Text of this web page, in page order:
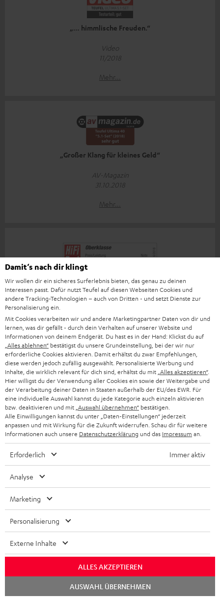
„… himmlische Freuden.“
Video
11/2018
Mehr...
„Großer Klang für kleines Geld“
AV-Magazin
31.10.2018
Mehr...
„… ein echtes Highlight …“
HiFi Test
Mehr...
„… wahrhaftig eine lebende Legende!“
Heimkino
11-12/2018
Lieferumfang
Ultima 40 Surround "5.1-Set" (B-Ware)
1 × Center-Lautsprecher UL 40 C Mk3 18 (B-Ware) – Schwarz
1 × T 10 Subwoofer (B-Ware) – Schwarz
1 × Paar Regal-Lautsprecher UL 20 Mk3 18 (B-Ware) – Schwarz
Damit‘s nach dir klingt
Wir wollen dir ein sicheres Surferlebnis bieten, das genau zu deinen
Interessen passt. Dafür nutzt Teufel auf diesen Webseiten Cookies und
andere Tracking-Technologien – auch von Dritten - und setzt Dienste zur
Personalisierung ein.
Mit Cookies verarbeiten wir und andere Marketingpartner Daten von dir und
lernen, was dir gefällt - durch dein Verhalten auf unserer Website und
Informationen von deinem Endgerät. Du hast es in der Hand: Klickst du auf
„Alles ablehnen“ bestätigst du unsere Grundeinstellung, bei der wir nur
erforderliche Cookies aktivieren. Damit erhältst du zwar Empfehlungen,
diese werden jedoch zufällig ausgewählt. Personalisierte Werbung und
Inhalte, die wirklich relevant für dich sind, erhältst du mit „Alles akzeptieren“.
Hier willigst du der Verwendung aller Cookies ein sowie der Weitergabe und
der Verarbeitung deiner Daten in Staaten außerhalb der EU/des EWR. Für
eine individuelle Auswahl kannst du jede Kategorie auch einzeln aktivieren
bzw. deaktivieren und mit „Auswahl übernehmen“ bestätigen.
Alle Einwilligungen kannst du unter „Daten-Einstellungen“ jederzeit
anpassen und mit Wirkung für die Zukunft widerrufen. Schau dir für weitere
Informationen auch unsere Datenschutzerklärung und das Impressum an.
Erforderlich Immer aktiv
Analyse
Marketing
Personalisierung
Externe Inhalte
ALLES AKZEPTIEREN
AUSWAHL ÜBERNEHMEN